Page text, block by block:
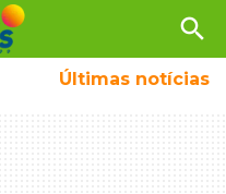
search
Últimas notícias